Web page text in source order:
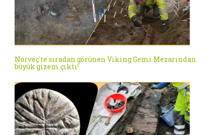
Norveç'te sıradan görünen Viking Gemi Mezarından
büyük gizem çıktı!